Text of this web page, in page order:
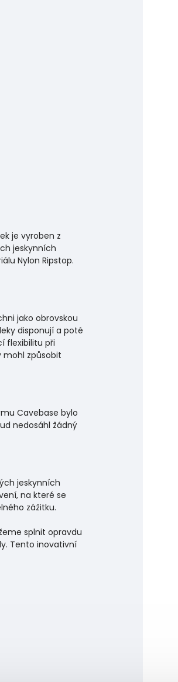
je vyroben z
jeskynních
Nylon Ripstop.
jako obrovskou
disponují a poté
flexibilitu při
mohl způsobit
Cavebase bylo
nedosáhl žádný
jeskynních
na které se
zážitku.
splnit opravdu
Tento inovativní